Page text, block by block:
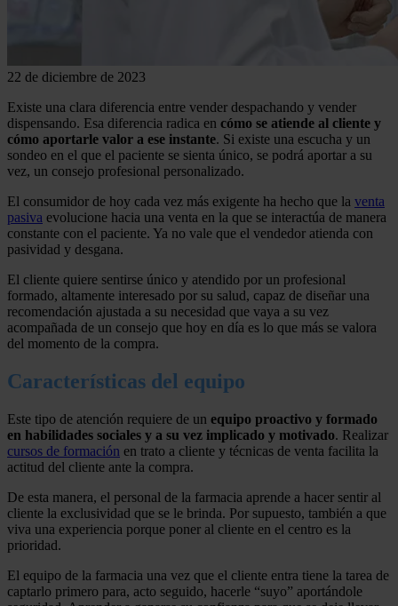
22 de diciembre de 2023
Existe una clara diferencia entre vender despachando y vender
dispensando. Esa diferencia radica en cómo se atiende al cliente y
cómo aportarle valor a ese instante. Si existe una escucha y un
sondeo en el que el paciente se sienta único, se podrá aportar a su
vez, un consejo profesional personalizado.
El consumidor de hoy cada vez más exigente ha hecho que la venta
pasiva evolucione hacia una venta en la que se interactúa de manera
constante con el paciente. Ya no vale que el vendedor atienda con
pasividad y desgana.
El cliente quiere sentirse único y atendido por un profesional
formado, altamente interesado por su salud, capaz de diseñar una
recomendación ajustada a su necesidad que vaya a su vez
acompañada de un consejo que hoy en día es lo que más se valora
del momento de la compra.
Características del equipo
Este tipo de atención requiere de un equipo proactivo y formado
en habilidades sociales y a su vez implicado y motivado. Realizar
cursos de formación en trato a cliente y técnicas de venta facilita la
actitud del cliente ante la compra.
De esta manera, el personal de la farmacia aprende a hacer sentir al
cliente la exclusividad que se le brinda. Por supuesto, también a que
viva una experiencia porque poner al cliente en el centro es la
prioridad.
El equipo de la farmacia una vez que el cliente entra tiene la tarea de
captarlo primero para, acto seguido, hacerle “suyo” aportándole